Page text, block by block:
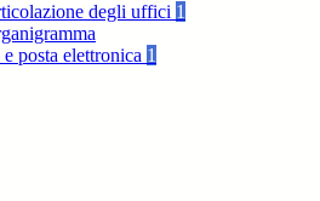
degli uffici 1
posta elettronica 1